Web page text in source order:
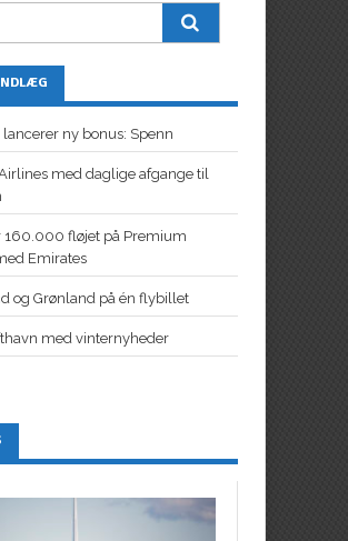
ny bonus: Spenn
med daglige afgange til
160.000 fløjet på Premium
Emirates
og Grønland på én flybillet
med vinternyheder